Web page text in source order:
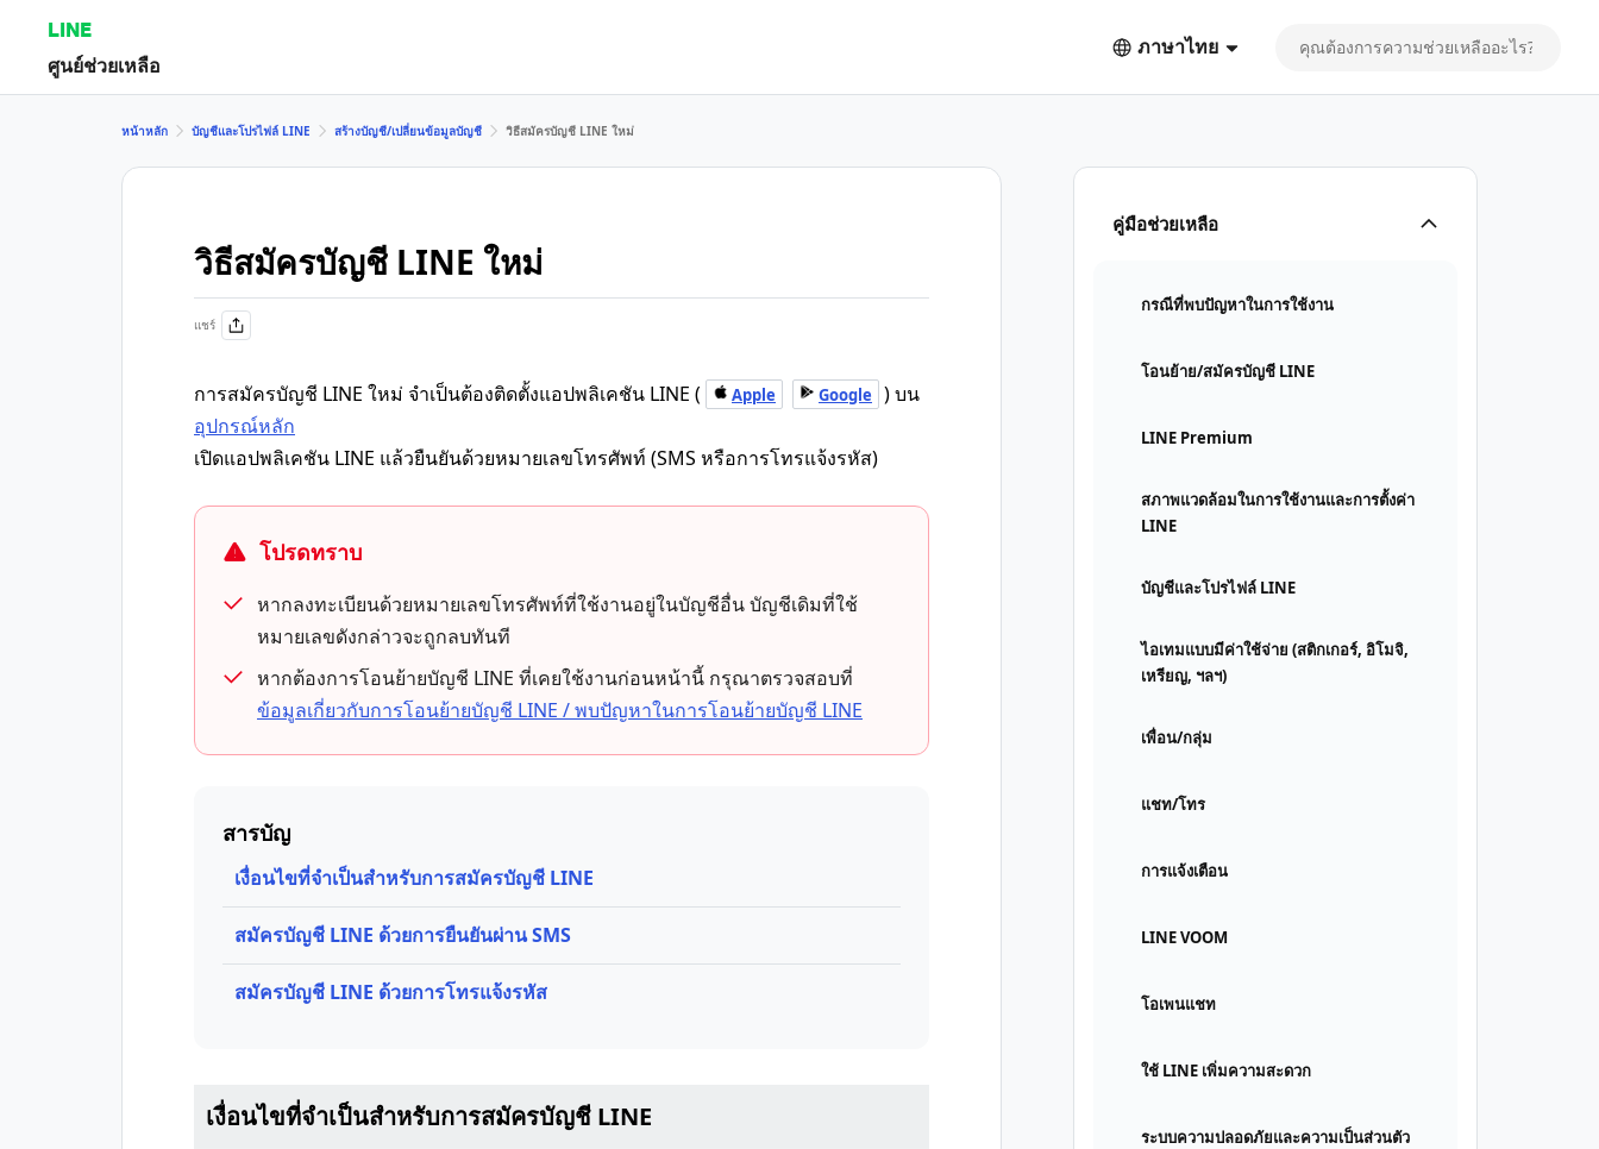
LINE
ศูนย์ช่วยเหลือ
ภาษาไทย
คู่มือช่วยเหลือ
กรณีที่พบปัญหาในการใช้งาน
โอนย้าย/สมัครบัญชี LINE
LINE Premium
สภาพแวดล้อมในการใช้งานและการตั้งค่า
LINE
บัญชีและโปรไฟล์ LINE
ไอเทมแบบมีค่าใช้จ่าย (สติกเกอร์, อิโมจิ,
เหรียญ, ฯลฯ)
เพื่อน/กลุ่ม
แชท/โทร
การแจ้งเตือน
LINE VOOM
โอเพนแชท
ใช้ LINE เพิ่มความสะดวก
ระบบความปลอดภัยและความเป็นส่วนตัว
หน้าหลัก บัญชีและโปรไฟล์ LINE สร้างบัญชี/เปลี่ยนข้อมูลบัญชี วิธีสมัครบัญชี LINE ใหม่
วิธีสมัครบัญชี LINE ใหม่
แชร์
การสมัครบัญชี LINE ใหม่ จำเป็นต้องติดตั้งแอปพลิเคชัน LINE ( Apple Google
) บน
อุปกรณ์หลัก
เปิดแอปพลิเคชัน LINE แล้วยืนยันด้วยหมายเลขโทรศัพท์ (SMS หรือการโทรแจ้งรหัส)
โปรดทราบ
หากลงทะเบียนด้วยหมายเลขโทรศัพท์ที่ใช้งานอยู่ในบัญชีอื่น บัญชีเดิมที่ใช้
หมายเลขดังกล่าวจะถูกลบทันที
หากต้องการโอนย้ายบัญชี LINE ที่เคยใช้งานก่อนหน้านี้ กรุณาตรวจสอบที่
ข้อมูลเกี่ยวกับการโอนย้ายบัญชี LINE / พบปัญหาในการโอนย้ายบัญชี LINE
สารบัญ
เงื่อนไขที่จำเป็นสำหรับการสมัครบัญชี LINE
สมัครบัญชี LINE ด้วยการยืนยันผ่าน SMS
สมัครบัญชี LINE ด้วยการโทรแจ้งรหัส
เงื่อนไขที่จำเป็นสำหรับการสมัครบัญชี LINE